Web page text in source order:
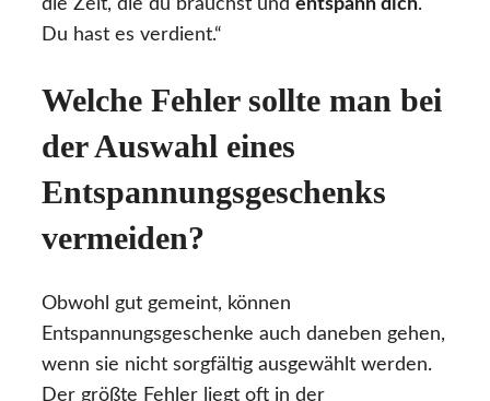
die Zeit, die du brauchst und entspann dich.
Du hast es verdient.“
Welche Fehler sollte man bei
der Auswahl eines
Entspannungsgeschenks
vermeiden?
Obwohl gut gemeint, können
Entspannungsgeschenke auch daneben gehen,
wenn sie nicht sorgfältig ausgewählt werden.
Der größte Fehler liegt oft in der